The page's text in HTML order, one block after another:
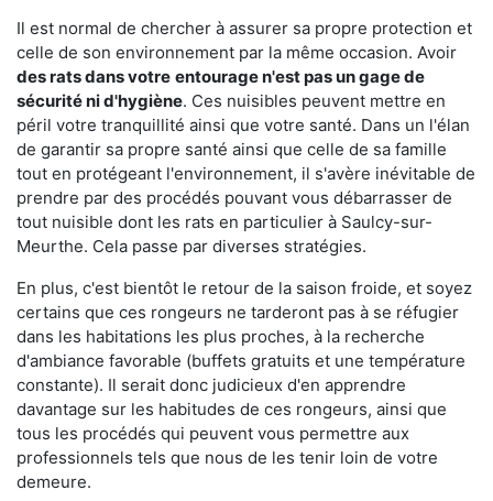
Il est normal de chercher à assurer sa propre protection et
celle de son environnement par la même occasion. Avoir
des rats dans votre entourage n'est pas un gage de
sécurité ni d'hygiène. Ces nuisibles peuvent mettre en
péril votre tranquillité ainsi que votre santé. Dans un l'élan
de garantir sa propre santé ainsi que celle de sa famille
tout en protégeant l'environnement, il s'avère inévitable de
prendre par des procédés pouvant vous débarrasser de
tout nuisible dont les rats en particulier à Saulcy-sur-
Meurthe. Cela passe par diverses stratégies.
En plus, c'est bientôt le retour de la saison froide, et soyez
certains que ces rongeurs ne tarderont pas à se réfugier
dans les habitations les plus proches, à la recherche
d'ambiance favorable (buffets gratuits et une température
constante). Il serait donc judicieux d'en apprendre
davantage sur les habitudes de ces rongeurs, ainsi que
tous les procédés qui peuvent vous permettre aux
professionnels tels que nous de les tenir loin de votre
demeure.